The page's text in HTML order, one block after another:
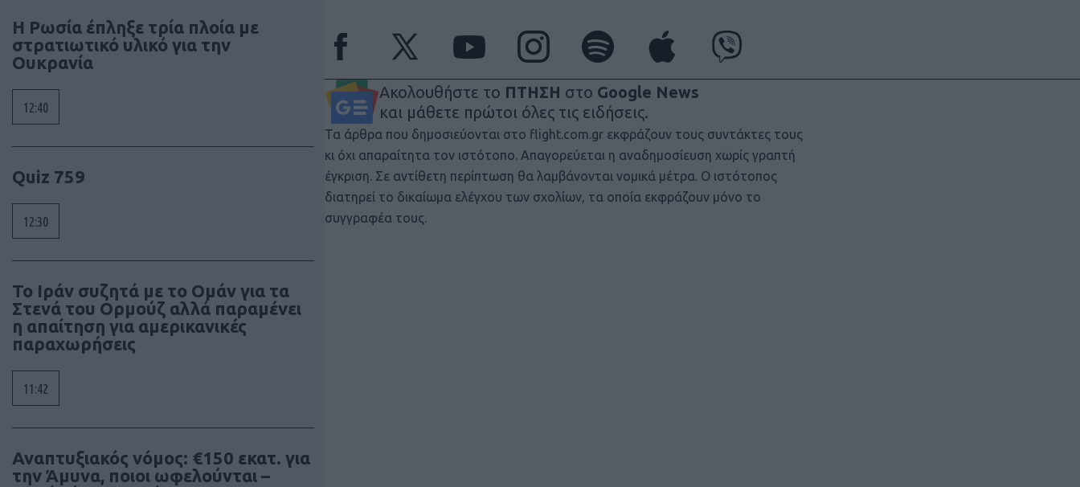
Η Ρωσία έπληξε τρία πλοία με
στρατιωτικό υλικό για την
Ουκρανία
12:40
Quiz 759
12:30
To Ιράν συζητά με το Ομάν για τα
Στενά του Ορμούζ αλλά παραμένει
η απαίτηση για αμερικανικές
παραχωρήσεις
11:42
Αναπτυξιακός νόμος: €150 εκατ. για
την Άμυνα, ποιοι ωφελούνται –
Ακολουθήστε το ΠΤΗΣΗ στο Google News
και μάθετε πρώτοι όλες τις ειδήσεις.
Τα άρθρα που δημοσιεύονται στο flight.com.gr εκφράζουν τους συντάκτες τους
κι όχι απαραίτητα τον ιστότοπο. Απαγορεύεται η αναδημοσίευση χωρίς γραπτή
έγκριση. Σε αντίθετη περίπτωση θα λαμβάνονται νομικά μέτρα. Ο ιστότοπος
διατηρεί το δικαίωμα ελέγχου των σχολίων, τα οποία εκφράζουν μόνο το
συγγραφέα τους.